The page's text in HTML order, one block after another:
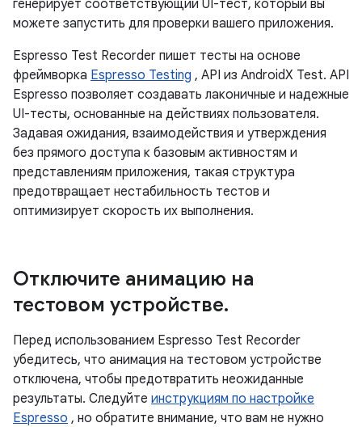
генерирует соответствующий UI-тест, который вы
можете запустить для проверки вашего приложения.
Espresso Test Recorder пишет тесты на основе
фреймворка Espresso Testing , API из AndroidX Test. API
Espresso позволяет создавать лаконичные и надежные
UI-тесты, основанные на действиях пользователя.
Задавая ожидания, взаимодействия и утверждения
без прямого доступа к базовым активностям и
представлениям приложения, такая структура
предотвращает нестабильность тестов и
оптимизирует скорость их выполнения.
Отключите анимацию на
тестовом устройстве.
Перед использованием Espresso Test Recorder
убедитесь, что анимация на тестовом устройстве
отключена, чтобы предотвратить неожиданные
результаты. Следуйте инструкциям по настройке
Espresso , но обратите внимание, что вам не нужно